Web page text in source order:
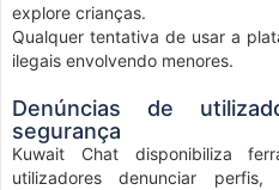
explore crianças.
Qualquer tentativa de usar a
ilegais envolvendo menores.
Denúncias de
segurança
Kuwait Chat disponibiliza
utilizadores denunciar